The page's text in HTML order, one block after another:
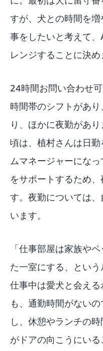
すが、犬との時間を
事をしたいと考えて
レンジすることに決め
24時間お問い合わせ
時間帯のシフトがあ
り、ほかに夜勤があ
頃は、植村さんは日
ムマネージャーにな
をサポートするため
す。夜勤については
います。
「仕事部屋は家族や
た一室にする、という
仕事中は愛犬と会え
も、通勤時間がない
し、休憩やランチの
がドアの向こうにい